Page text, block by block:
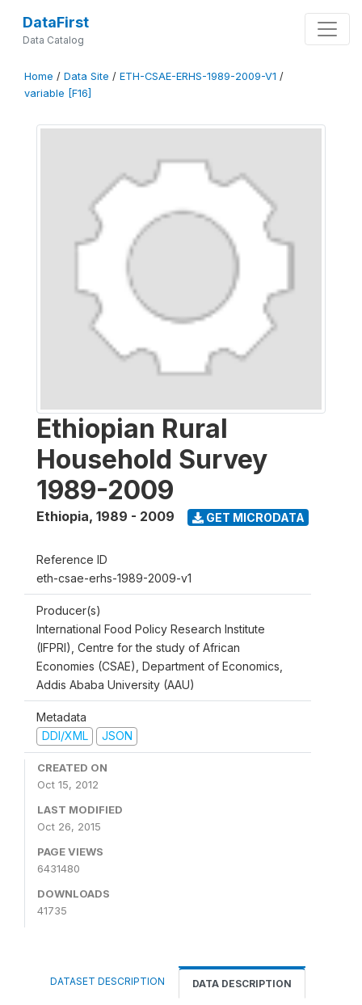
DataFirst
Data Catalog
Home / Data Site / ETH-CSAE-ERHS-1989-2009-V1 /
variable [F16]
Ethiopian Rural
Household Survey
1989-2009
Ethiopia, 1989 - 2009 GET MICRODATA
Reference ID
eth-csae-erhs-1989-2009-v1
Producer(s)
International Food Policy Research Institute
(IFPRI), Centre for the study of African
Economies (CSAE), Department of Economics,
Addis Ababa University (AAU)
Metadata
DDI/XML
JSON
CREATED ON
Oct 15, 2012
LAST MODIFIED
Oct 26, 2015
PAGE VIEWS
6431480
DOWNLOADS
41735
DATASET DESCRIPTION DATA DESCRIPTION